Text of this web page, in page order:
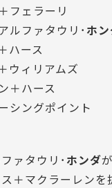
フェラーリ
ルファタウリ･ ホン
ハース
ウィリアムズ
＋ハース
シングポイント
ァタウリ･ ホンダ
＋マクラーレンを